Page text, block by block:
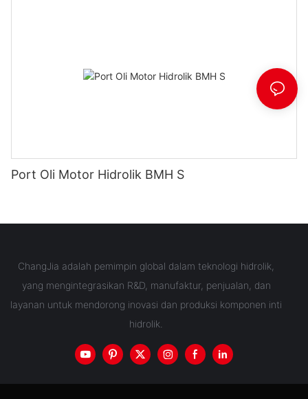
Port Oli Motor Hidrolik BMH S
ChangJia adalah pemimpin global dalam teknologi hidrolik,
yang mengintegrasikan R&D, manufaktur, penjualan, dan
layanan untuk mendorong inovasi dan produksi komponen inti
hidrolik.